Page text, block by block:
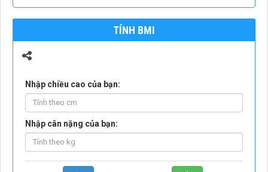
TÍNH BMI
Nhập chiều cao của bạn:
Nhập cân nặng của bạn: